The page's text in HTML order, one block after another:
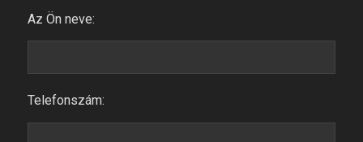
Az Ön neve:
Telefonszám: